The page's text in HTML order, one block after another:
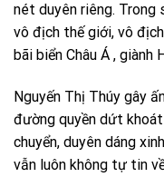
nét duyên riêng. Trong
vô địch thế giới, vô
bãi biển Châu Á ,
Nguyến Thị Thúy gây
đường quyền dứt
chuyển, duyên dáng
vẫn luôn không tự tin